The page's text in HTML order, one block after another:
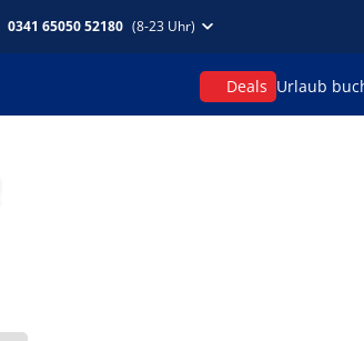
0341 65050 52180 (8-23 Uhr)
Deals Urlaub